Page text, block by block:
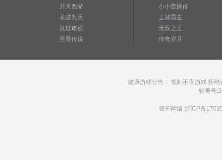
开天西游
龙破九天
乱世诸侯
至尊传说
小小曹操传
王城霸主
无双之王
传奇岁月
健康游戏公告： 抵制不良游戏 拒
软著号
锋芒网络 浙ICP备